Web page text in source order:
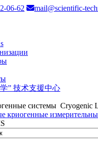
06-62 mail@scientific-
” 技术支援中心
системы Cryogenic
криогенные